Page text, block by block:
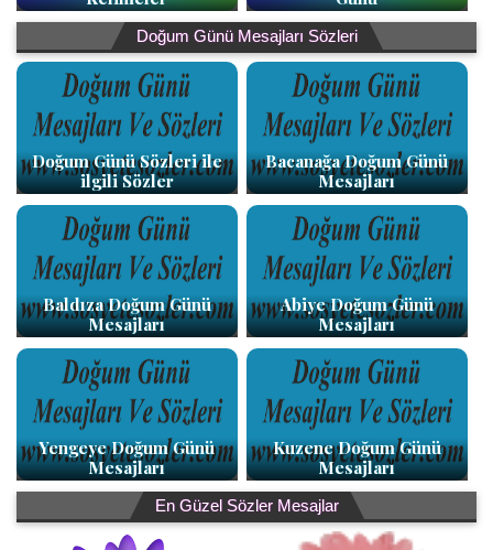
Doğum Günü Mesajları Sözleri
Doğum Günü Sözleri ile
ilgili Sözler
Bacanağa Doğum Günü
Mesajları
Baldıza Doğum Günü
Mesajları
Abiye Doğum Günü
Mesajları
Yengeye Doğum Günü
Mesajları
Kuzene Doğum Günü
Mesajları
En Güzel Sözler Mesajlar